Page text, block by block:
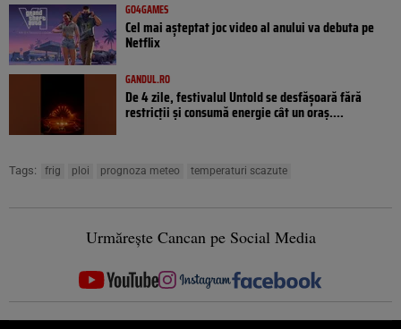
GO4GAMES
Cel mai așteptat joc video al anului va debuta pe
Netflix
GANDUL.RO
De 4 zile, festivalul Untold se desfășoară fără
restricții și consumă energie cât un oraș....
Tags: frig ploi prognoza meteo temperaturi scazute
Urmărește Cancan pe Social Media